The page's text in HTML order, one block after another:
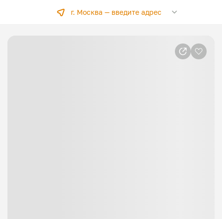
г. Москва —введите адрес